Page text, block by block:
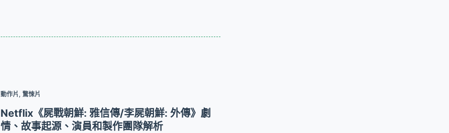
動作片 ,驚悚片
Netflix《屍戰朝鮮: 雅信傳/李屍朝鮮: 外傳》劇
情、故事起源、演員和製作團隊解析